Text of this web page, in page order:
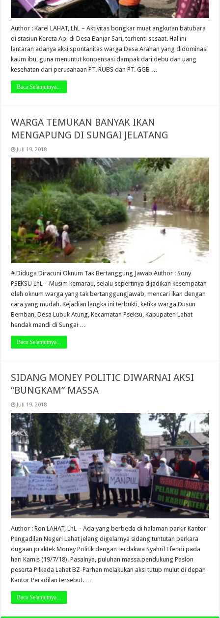
Author : Karel LAHAT, LhL – Aktivitas bongkar muat angkutan batubara
di stasiun Kereta Api di Desa Banjar Sari, terhenti sesaat. Hal ini
lantaran adanya aksi spontanitas warga Desa Arahan yang didominasi
kaum ibu, guna menuntut konpensasi dampak dari debu dan uang
kesehatan dari perusahaan PT. RUBS dan PT. GGB …
Baca Selanjutnya...
WARGA TEMUKAN BANYAK IKAN
MENGAPUNG DI SUNGAI JELATANG
Juli 19, 2018
# Diduga Diracuni Oknum Tak Bertanggung Jawab Author : Sony
PSEKSU LhL – Musim kemarau, selalu sepertinya dijadikan kesempatan
oleh oknum warga yang tak bertanggungjawab, mencari ikan dengan
cara yang mudah. Kejadian langka ini terbukti, ketika warga Dusun
Bemban, Desa Lubuk Atung, Kecamatan Pseksu, Kabupaten Lahat
hendak mandi di Sungai …
Baca Selanjutnya...
SIDANG MONEY POLITIC DIWARNAI AKSI
“BUNGKAM” MASSA
Juli 19, 2018
Author : Ron LAHAT, LhL – Ada yang berbeda di halaman parkir Kantor
Pengadilan Negeri Lahat jelang digelarnya sidang tuntutan perkara
dugaan praktek Money Politik dengan terdakwa Syahril Efendi pada
hari Kamis (19/7/18). Pasalnya, puluhan massa.pendukung Paslon
peserta Pilkada Lahat BZ-Parhan melakukan aksi tutup mulut di depan
Kantor Peradilan tersebut. …
Baca Selanjutnya...